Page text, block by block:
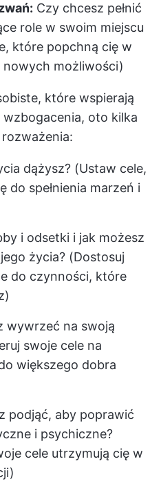
Czy chcesz pełnić
role w swoim miejscu
które popchną cię w
możliwości)
które wspierają
oto kilka
dążysz? (Ustaw cele,
do spełnienia marzeń i
i odsetki i jak możesz
życia? (Dostosuj
do czynności, które
wywrzeć na swoją
swoje cele na
większego dobra
podjąć, aby poprawić
i psychiczne?
cele utrzymują cię w